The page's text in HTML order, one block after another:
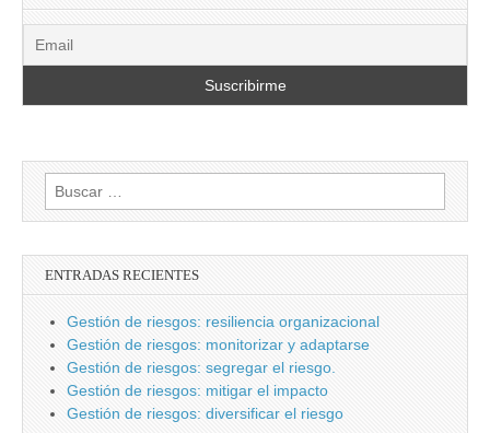
Buscar:
ENTRADAS RECIENTES
Gestión de riesgos: resiliencia organizacional
Gestión de riesgos: monitorizar y adaptarse
Gestión de riesgos: segregar el riesgo.
Gestión de riesgos: mitigar el impacto
Gestión de riesgos: diversificar el riesgo